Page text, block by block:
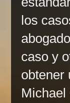
los
caso y
obtener
Michael